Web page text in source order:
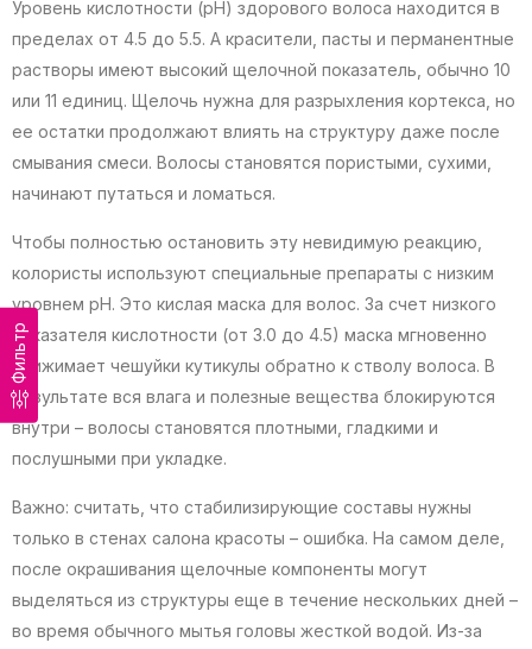
Фильтр
Уровень кислотности (pH) здорового волоса находится в
пределах от 4.5 до 5.5. А красители, пасты и перманентные
растворы имеют высокий щелочной показатель, обычно 10
или 11 единиц. Щелочь нужна для разрыхления кортекса, но
ее остатки продолжают влиять на структуру даже после
смывания смеси. Волосы становятся пористыми, сухими,
начинают путаться и ломаться.
Чтобы полностью остановить эту невидимую реакцию,
колористы используют специальные препараты с низким
уровнем pH. Это кислая маска для волос. За счет низкого
показателя кислотности (от 3.0 до 4.5) маска мгновенно
прижимает чешуйки кутикулы обратно к стволу волоса. В
результате вся влага и полезные вещества блокируются
внутри – волосы становятся плотными, гладкими и
послушными при укладке.
Важно: считать, что стабилизирующие составы нужны
только в стенах салона красоты – ошибка. На самом деле,
после окрашивания щелочные компоненты могут
выделяться из структуры еще в течение нескольких дней –
во время обычного мытья головы жесткой водой. Из-за